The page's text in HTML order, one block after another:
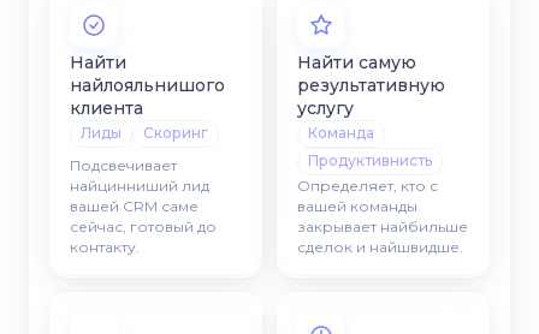
Найти
найлояльнишого
клиента
Лиды
Скоринг
Подсвечивает
найцинниший лид
вашей CRM саме
сейчас, готовый до
контакту.
Найти самую
результативную
услугу
Команда
Продуктивнисть
Определяет, кто с
вашей команды
закрывает найбильше
сделок и найшвидше.